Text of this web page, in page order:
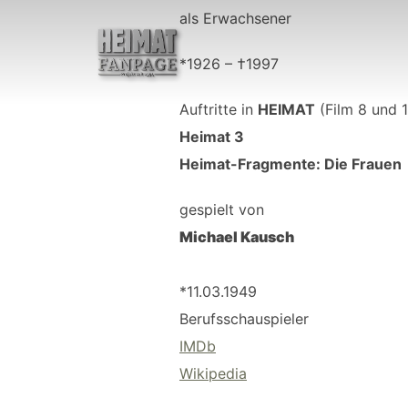
als Erwachsener
*1926 – †1997
Auftritte in HEIMAT (Film 8 und
Heimat 3
Heimat-Fragmente: Die Frauen
gespielt von
Michael Kausch
*11.03.1949
Berufsschauspieler
IMDb
Wikipedia